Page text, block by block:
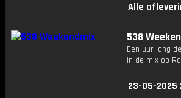
Alle
538
Een uur lang
in de mix op
23-05-2025